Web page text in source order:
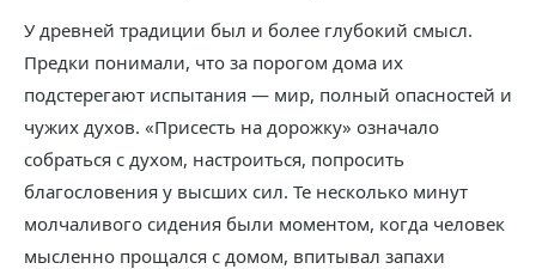
У древней традиции был и более глубокий смысл.
Предки понимали, что за порогом дома их
подстерегают испытания — мир, полный опасностей и
чужих духов. «Присесть на дорожку» означало
собраться с духом, настроиться, попросить
благословения у высших сил. Те несколько минут
молчаливого сидения были моментом, когда человек
мысленно прощался с домом, впитывал запахи